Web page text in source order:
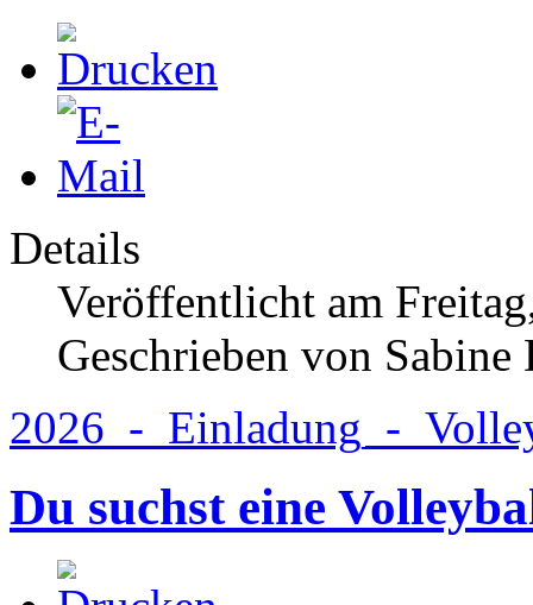
Details
Veröffentlicht am
Geschrieben von
2026_-_Einladung_-
Du suchst eine